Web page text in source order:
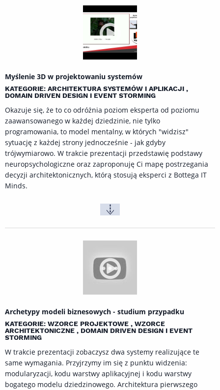
Myślenie 3D w projektowaniu systemów
KATEGORIE: ARCHITEKTURA SYSTEMÓW I APLIKACJI ,
DOMAIN DRIVEN DESIGN I EVENT STORMING
Okazuje się, że to co odróżnia poziom eksperta od poziomu
zaawansowanego w każdej dziedzinie, nie tylko
programowania, to model mentalny, w których "widzisz"
sytuację z każdej strony jednocześnie - jak gdyby
trójwymiarowo. W trakcie prezentacji przedstawię podstawy
neuropsychologiczne oraz zaproponuję Ci mapę postrzegania
decyzji architektonicznych, którą stosują eksperci z Bottega IT
Minds.
Archetypy modeli biznesowych - studium przypadku
KATEGORIE: WZORCE PROJEKTOWE , WZORCE
ARCHITEKTONICZNE , DOMAIN DRIVEN DESIGN I EVENT
STORMING
W trakcie prezentacji zobaczysz dwa systemy realizujące te
same wymagania. Przyjrzymy im się z punktu widzenia:
modularyzacji, kodu warstwy aplikacyjnej i kodu warstwy
bogatego modelu dziedzinowego. Architektura pierwszego